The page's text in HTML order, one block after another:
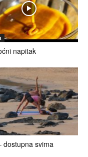
napitak
dostupna svima